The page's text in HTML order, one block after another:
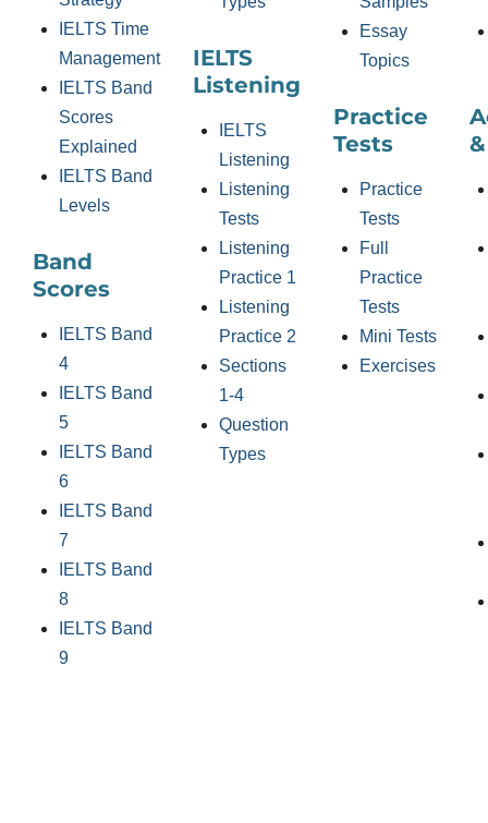
IELTS Time
Management
IELTS Band
Scores
Explained
IELTS Band
Levels
Band
Scores
IELTS Band
4
IELTS Band
5
IELTS Band
6
IELTS Band
7
IELTS Band
8
IELTS Band
9
IELTS
Listening
IELTS
Listening
Listening
Tests
Listening
Practice 1
Listening
Practice 2
Sections
1-4
Question
Types
Essay
Topics
Practice
Tests
Practice
Tests
Full
Practice
Tests
Mini Tests
Exercises